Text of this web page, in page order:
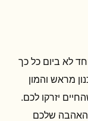
לא ביום כל כך
מראש והמון
יזרקו לכם.
האהבה שלכם